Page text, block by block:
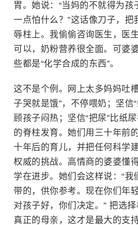
胃。她说：“当妈的不就得为孩
一点怕什么？”这话像刀子，把
辱柱上。我偷偷咨询医生，医
可以，奶粉营养很全面。可婆
些都是“化学合成的东西”。
这不是个例。网上太多妈妈吐
子哭就是饿”，不停喂奶；坚信
顾孩子闷热；坚信“把尿”比纸
的脊柱发育。她们用三十年前
十年后的育儿，并把任何科学
权威的挑战。高情商的婆婆懂
学在进步。她们会这样说：“我
带的，供你参考。现在你们年
对孩子好，你们决定。” 把选
真正的母亲，这才是最大的支